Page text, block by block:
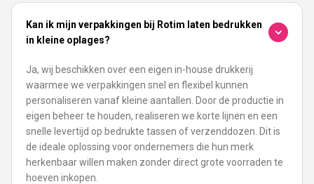
Kan ik mijn verpakkingen bij Rotim laten bedrukken
in kleine oplages?
Ja, wij beschikken over een eigen in-house drukkerij
waarmee we verpakkingen snel en flexibel kunnen
personaliseren vanaf kleine aantallen. Door de productie in
eigen beheer te houden, realiseren we korte lijnen en een
snelle levertijd op bedrukte tassen of verzenddozen. Dit is
de ideale oplossing voor ondernemers die hun merk
herkenbaar willen maken zonder direct grote voorraden te
hoeven inkopen.